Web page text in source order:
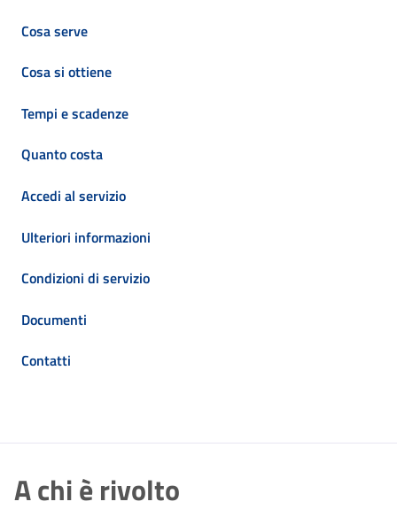
Cosa serve
Cosa si ottiene
Tempi e scadenze
Quanto costa
Accedi al servizio
Ulteriori informazioni
Condizioni di servizio
Documenti
Contatti
A chi è rivolto